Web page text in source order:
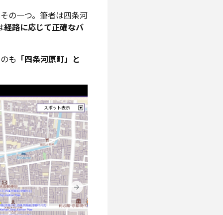
の一つ。筆者は四条河
経路に応じて正確なバ
も 「四条河原町」と